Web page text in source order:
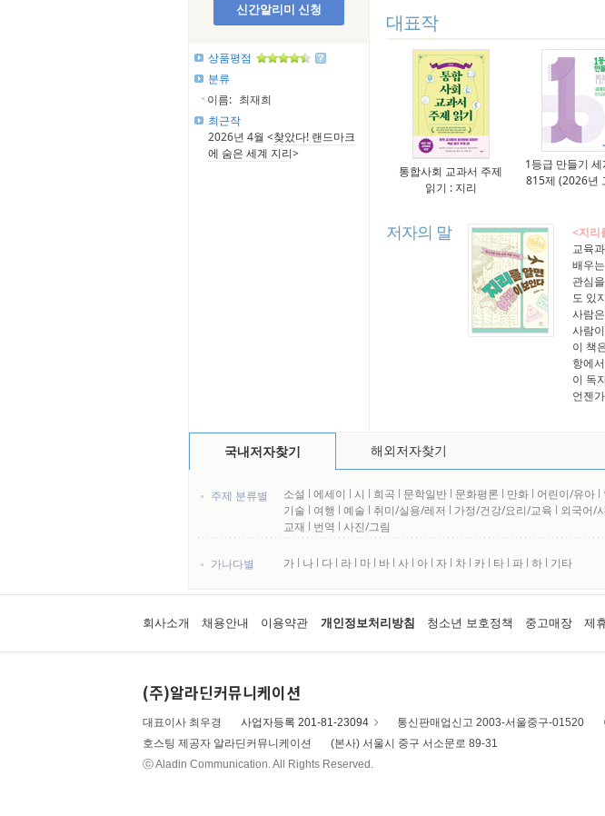
신간알리미 신청
상품평점
분류
이름: 최재희
최근작
2026년 4월 <찾았다! 랜드마크
에 숨은 세계 지리>
대표작
통합사회 교과서 주제
읽기 : 지리
1등급 만들기 세
815제 (2026년
저자의 말 <지리
교육
배우
관심
도 있
사람
사람
이 책
항에
이 독
언젠
국내저자찾기 해외저자찾기
주제 분류별 소설 l 에세이 l 시 l 희곡 l 문학일반 l 문화평론 l 만화 l 어린이/유아 l
기술 l 여행 l 예술 l 취미/실용/레저 l 가정/건강/요리/교육 l 외국어/
교재 l 번역 l 사진/그림
가나다별 가 l 나 l 다 l 라 l 마 l 바 l 사 l 아 l 자 l 차 l 카 l 타 l 파 l 하 l 기타
회사소개 채용안내 이용약관 개인정보처리방침 청소년 보호정책 중고매장 제
(주)알라딘커뮤니케이션
대표이사 최우경 사업자등록 201-81-23094 통신판매업신고 2003-서울중구-01520
호스팅 제공자 알라딘커뮤니케이션
(본사) 서울시 중구 서소문로 89-31
ⓒ Aladin Communication. All Rights Reserved.